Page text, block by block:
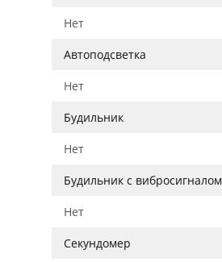
Нет
Автоподсветка
Нет
Будильник
Нет
Будильник с вибросигналом
Нет
Секундомер